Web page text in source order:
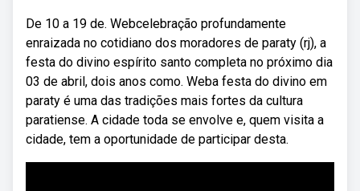
De 10 a 19 de. Webcelebração profundamente
enraizada no cotidiano dos moradores de paraty (rj), a
festa do divino espírito santo completa no próximo dia
03 de abril, dois anos como. Weba festa do divino em
paraty é uma das tradições mais fortes da cultura
paratiense. A cidade toda se envolve e, quem visita a
cidade, tem a oportunidade de participar desta.